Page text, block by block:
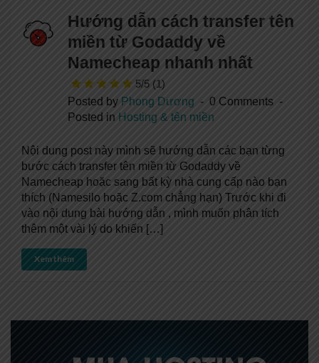
Hướng dẫn cách transfer tên
miền từ Godaddy về
Namecheap nhanh nhất
5/5 (1)
Posted by Phong Dương
0 Comments
Posted in Hosting & tên miền
Nội dung post này mình sẽ hướng dẫn các bạn từng
bước cách transfer tên miền từ Godaddy về
Namecheap hoặc sang bất kỳ nhà cung cấp nào bạn
thích (Namesilo hoặc Z.com chẳng hạn) Trước khi đi
vào nội dung bài hướng dẫn , mình muốn phân tích
thêm một vài lý do khiến […]
Xem thêm